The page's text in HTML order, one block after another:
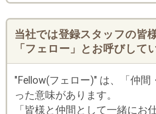
ア」のいずれかのサービスにご登録済みの方は、
お持ちのログインID(メールアドレスかフェロー
コード)とパスワードをご利用いただけます。